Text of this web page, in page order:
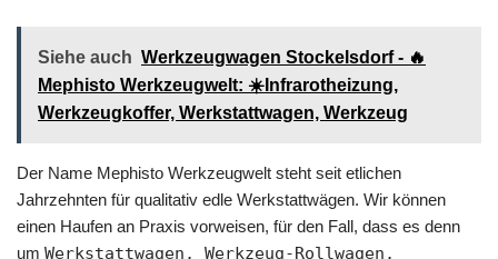
Siehe auch Werkzeugwagen Stockelsdorf - 🔥
Mephisto Werkzeugwelt: ☀️Infrarotheizung,
Werkzeugkoffer, Werkstattwagen, Werkzeug
Der Name Mephisto Werkzeugwelt steht seit etlichen
Jahrzehnten für qualitativ edle Werkstattwägen. Wir können
einen Haufen an Praxis vorweisen, für den Fall, dass es denn
um Werkstattwagen, Werkzeug-Rollwagen,